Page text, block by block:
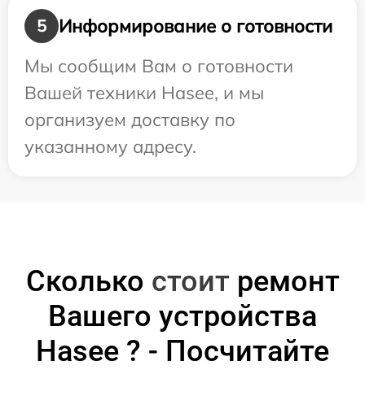
5
Информирование о готовности
Мы сообщим Вам о готовности
Вашей техники Hasee, и мы
организуем доставку по
указанному адресу.
Сколько стоитремонт
Вашего устройства
Hasee ? - Посчитайте